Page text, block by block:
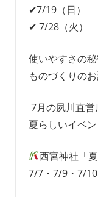
✔7/19（日）
✔ 7/28（火）
使いやすさの
ものづくりの
7月の夙川直営
夏らしいイベ
西宮神社「夏
7/7・7/9・7/